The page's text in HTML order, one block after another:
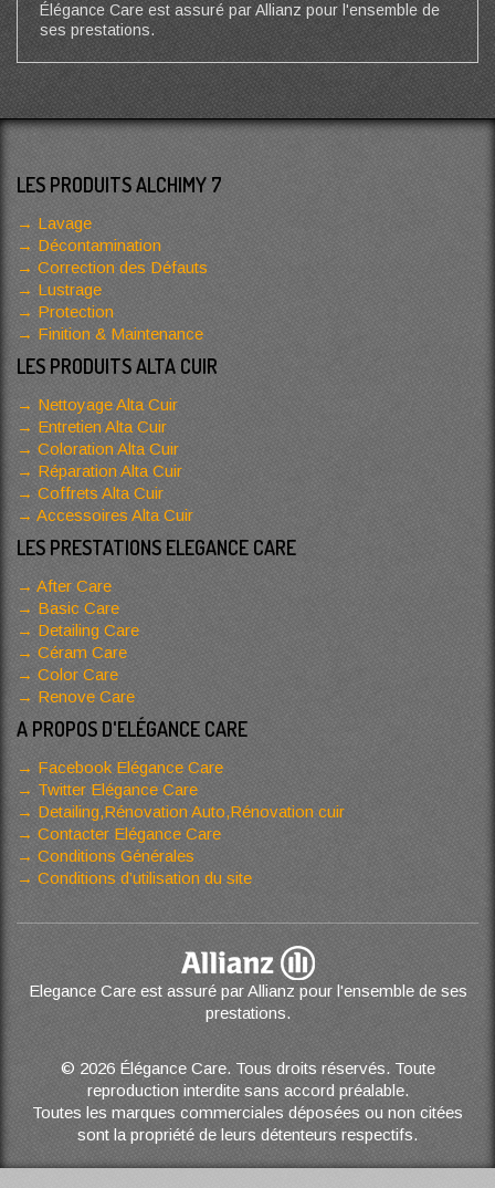
Élégance Care est assuré par Allianz pour l'ensemble de
ses prestations.
LES PRODUITS ALCHIMY 7
Lavage
Décontamination
Correction des Défauts
Lustrage
Protection
Finition & Maintenance
LES PRODUITS ALTA CUIR
Nettoyage Alta Cuir
Entretien Alta Cuir
Coloration Alta Cuir
Réparation Alta Cuir
Coffrets Alta Cuir
Accessoires Alta Cuir
LES PRESTATIONS ELEGANCE CARE
After Care
Basic Care
Detailing Care
Céram Care
Color Care
Renove Care
A PROPOS D'ELÉGANCE CARE
Facebook Elégance Care
Twitter Elégance Care
Detailing,Rénovation Auto,Rénovation cuir
Contacter Elégance Care
Conditions Générales
Conditions d’utilisation du site
Elegance Care est assuré par Allianz pour l'ensemble de ses
prestations.
© 2026 Élégance Care. Tous droits réservés. Toute
reproduction interdite sans accord préalable.
Toutes les marques commerciales déposées ou non citées
sont la propriété de leurs détenteurs respectifs.